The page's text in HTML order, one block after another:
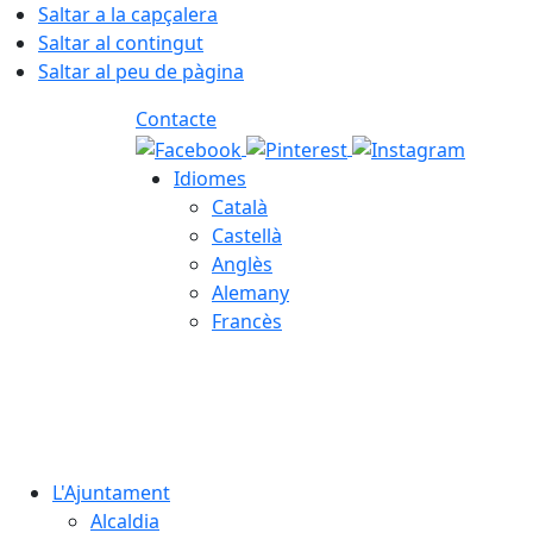
Saltar a la capçalera
Saltar al contingut
Saltar al peu de pàgina
Contacte
Idiomes
Català
Castellà
Anglès
Alemany
Francès
L'Ajuntament
Alcaldia